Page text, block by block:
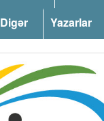
Digər Yazarlar